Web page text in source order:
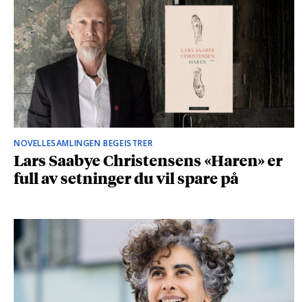
NOVELLESAMLINGEN BEGEISTRER
Lars Saabye Christensens «Haren» er
full av setninger du vil spare på